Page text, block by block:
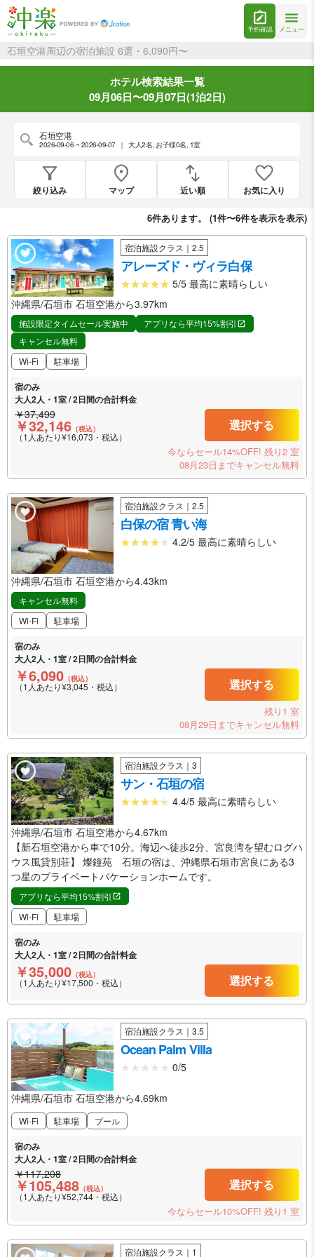
予約確認 メニュー
石垣空港周辺の宿泊施設 6選・6,090円〜
ホテル検索結果一覧
09月06日〜09月07日(1泊2日)
石垣空港
2026-09-06 ~ 2026-09-07 ｜ 大人2名, お子様0名, 1室
絞り込み マップ 近い順 お気に入り
6件あります。 (1件〜6件を表示を表示)
宿泊施設クラス｜2.5
アレーズド・ヴィラ白保
5/5 最高に素晴らしい
沖縄県/石垣市 石垣空港から3.97km
施設限定タイムセール実施中
アプリなら平均15%割引
キャンセル無料
Wi-Fi
駐車場
宿のみ
大人2人・1室 / 2日間の合計料金
￥37,499
￥32,146 （税込）
（1人あたり¥16,073・税込）
選択する
今ならセール14%OFF! 残り2 室
08月23日までキャンセル無料
宿泊施設クラス｜2.5
白保の宿 青い海
4.2/5 最高に素晴らしい
沖縄県/石垣市 石垣空港から4.43km
キャンセル無料
Wi-Fi
駐車場
宿のみ
大人2人・1室 / 2日間の合計料金
￥6,090 （税込）
（1人あたり¥3,045・税込） 選択する
残り1 室
08月29日までキャンセル無料
宿泊施設クラス｜3
サン・石垣の宿
4.4/5 最高に素晴らしい
沖縄県/石垣市 石垣空港から4.67km
【新石垣空港から車で10分。海辺へ徒歩2分、宮良湾を望むログハ
ウス風貸別荘】 燦鐘苑 石垣の宿は、沖縄県石垣市宮良にある3
つ星のプライベートバケーションホームです。
アプリなら平均15%割引
Wi-Fi
駐車場
宿のみ
大人2人・1室 / 2日間の合計料金
￥35,000 （税込）
（1人あたり¥17,500・税込） 選択する
宿泊施設クラス｜3.5
Ocean Palm Villa
0/5
沖縄県/石垣市 石垣空港から4.69km
Wi-Fi 駐車場 プール
宿のみ
大人2人・1室 / 2日間の合計料金
￥117,208
￥105,488 （税込）
（1人あたり¥52,744・税込）
選択する
今ならセール10%OFF! 残り1 室
宿泊施設クラス｜1